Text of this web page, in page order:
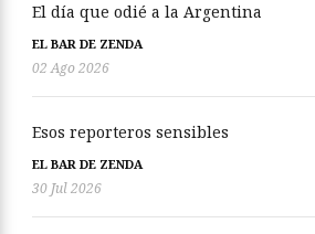
El día que odié a la Argentina
EL BAR DE ZENDA
02 Ago 2026
Esos reporteros sensibles
EL BAR DE ZENDA
30 Jul 2026